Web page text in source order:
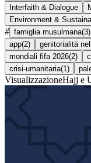
Interfaith & Dialogue
Environment &
# famiglia musulmana(3)
app(2) genitorialità
mondiali fifa 2026(2)
crisi-umanitaria(1 )
VisualizzazioneHajj e